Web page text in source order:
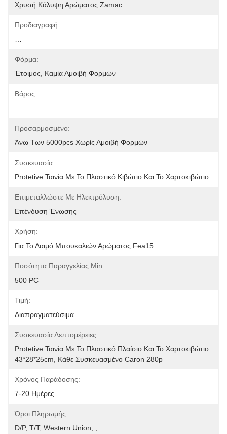
Χρυσή Κάλυψη Αρώματος Zamac
Προδιαγραφή:
Φόρμα:
Έτοιμος, Καμία Αμοιβή Φορμών
Βάρος:
Προσαρμοσμένο:
Άνω Των 5000pcs Χωρίς Αμοιβή Φορμών
Συσκευασία:
Protetive Ταινία Με Το Πλαστικό Κιβώτιο Και Το Χαρτοκιβώτιο
Επιμεταλλώστε Με Ηλεκτρόλυση:
Επένδυση Ένωσης
Χρήση:
Για Το Λαιμό Μπουκαλιών Αρώματος Fea15
Ποσότητα Παραγγελίας Min:
500 PC
Τιμή:
Διαπραγματεύσιμα
Συσκευασία Λεπτομέρειες:
Protetive Ταινία Με Το Πλαστικό Πλαίσιο Και Το Χαρτοκιβώτιο
43*28*25cm, Κάθε Συσκευασμένο Caron 280p
Χρόνος Παράδοσης:
7-20 Ημέρες
Όροι Πληρωμής:
D/P, T/T, Western Union, ,